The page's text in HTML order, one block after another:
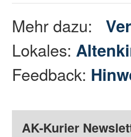
Mehr dazu:
Lokales:
Feedback:
AK-Kurier